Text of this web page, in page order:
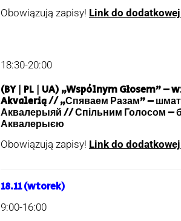
Obowiązują zapisy! Link do
18:30-20:00
(BY | PL | UA) „Wspólnym Głosem”
Akvalerią // „Спяваем Разам” –
Аквалерыяй // Спільним Голосом –
Аквалерыєю
Obowiązują zapisy! Link do
18.11(wtorek)
9:00-16:00